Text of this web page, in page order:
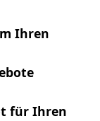
Ihren
für Ihren